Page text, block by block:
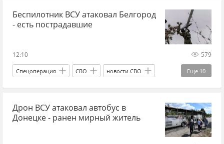
Россия Харьковская область ВСУ
Беспилотник ВСУ атаковал Белгород
- есть пострадавшие
12:10 579
Еще 10
Спецоперация СВО новости СВО
новости СВО Россия новости СВО сейчас
дзен новости СВО Белгород
Россия БПЛА сегодня
Дрон ВСУ атаковал автобус в
Донецке - ранен мирный житель